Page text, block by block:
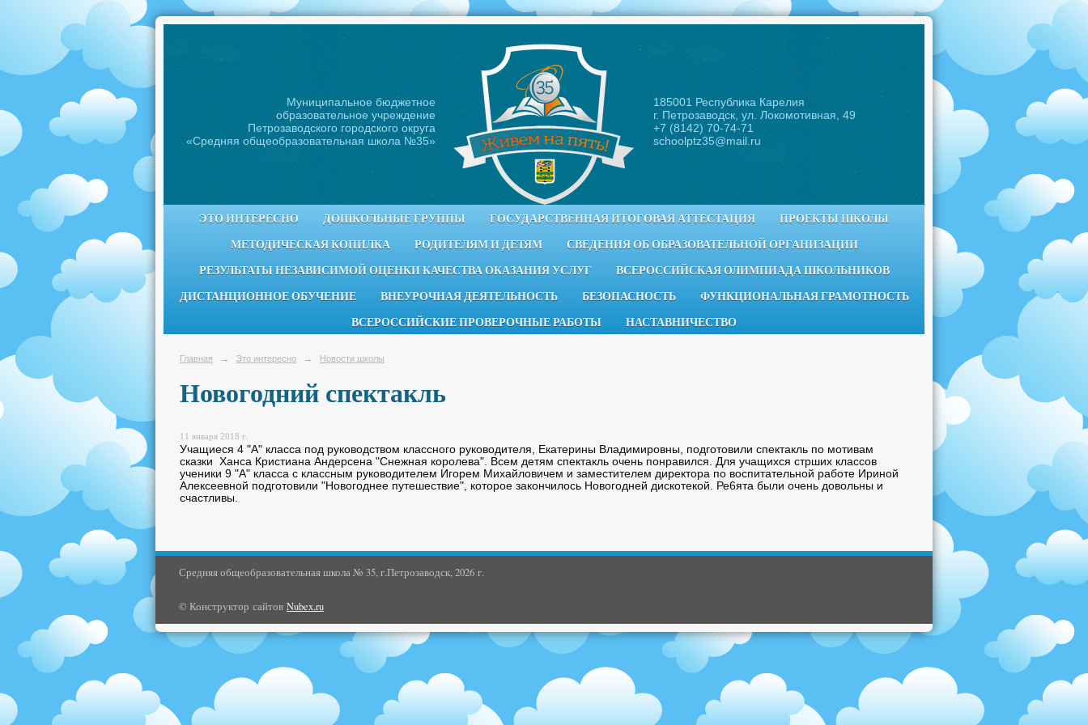
Муниципальное бюджетное
образовательное учреждение
Петрозаводского городского округа
«Средняя общеобразовательная школа №35»
185001 Республика Карелия
г. Петрозаводск, ул. Локомотивная, 49
+7 (8142) 70-74-71
schoolptz35@mail.ru
ЭТО ИНТЕРЕСНО ДОШКОЛЬНЫЕ ГРУППЫ ГОСУДАРСТВЕННАЯ ИТОГОВАЯ АТТЕСТАЦИЯ
ПРОЕКТЫ ШКОЛЫ
МЕТОДИЧЕСКАЯ КОПИЛКА
РОДИТЕЛЯМ И ДЕТЯМ
СВЕДЕНИЯ ОБ ОБРАЗОВАТЕЛЬНОЙ ОРГАНИЗАЦИИ
РЕЗУЛЬТАТЫ НЕЗАВИСИМОЙ ОЦЕНКИ КАЧЕСТВА ОКАЗАНИЯ УСЛУГ
ВСЕРОССИЙСКАЯ ОЛИМПИАДА ШКОЛЬНИКОВ
ДИСТАНЦИОННОЕ ОБУЧЕНИЕ
ВНЕУРОЧНАЯ ДЕЯТЕЛЬНОСТЬ БЕЗОПАСНОСТЬ
ФУНКЦИОНАЛЬНАЯ ГРАМОТНОСТЬ
ВСЕРОССИЙСКИЕ ПРОВЕРОЧНЫЕ РАБОТЫ
НАСТАВНИЧЕСТВО
Главная → Это интересно → Новости школы
Новогодний спектакль
11 января 2018 г.
Учащиеся 4 "А" класса под руководством классного руководителя, Екатерины Владимировны, подготовили спектакль по мотивам
сказки Ханса Кристиана Андерсена "Снежная королева". Всем детям спектакль очень понравился. Для учащихся стрших классов
ученики 9 "А" класса с классным руководителем Игорем Михайловичем и заместителем директора по воспитательной работе Ириной
Алексеевной подготовили "Новогоднее путешествие", которое закончилось Новогодней дискотекой. Ре6ята были очень довольны и
счастливы.
Средняя общеобразовательная школа № 35, г.Петрозаводск, 2026 г.
© Конструктор сайтов Nubex.ru